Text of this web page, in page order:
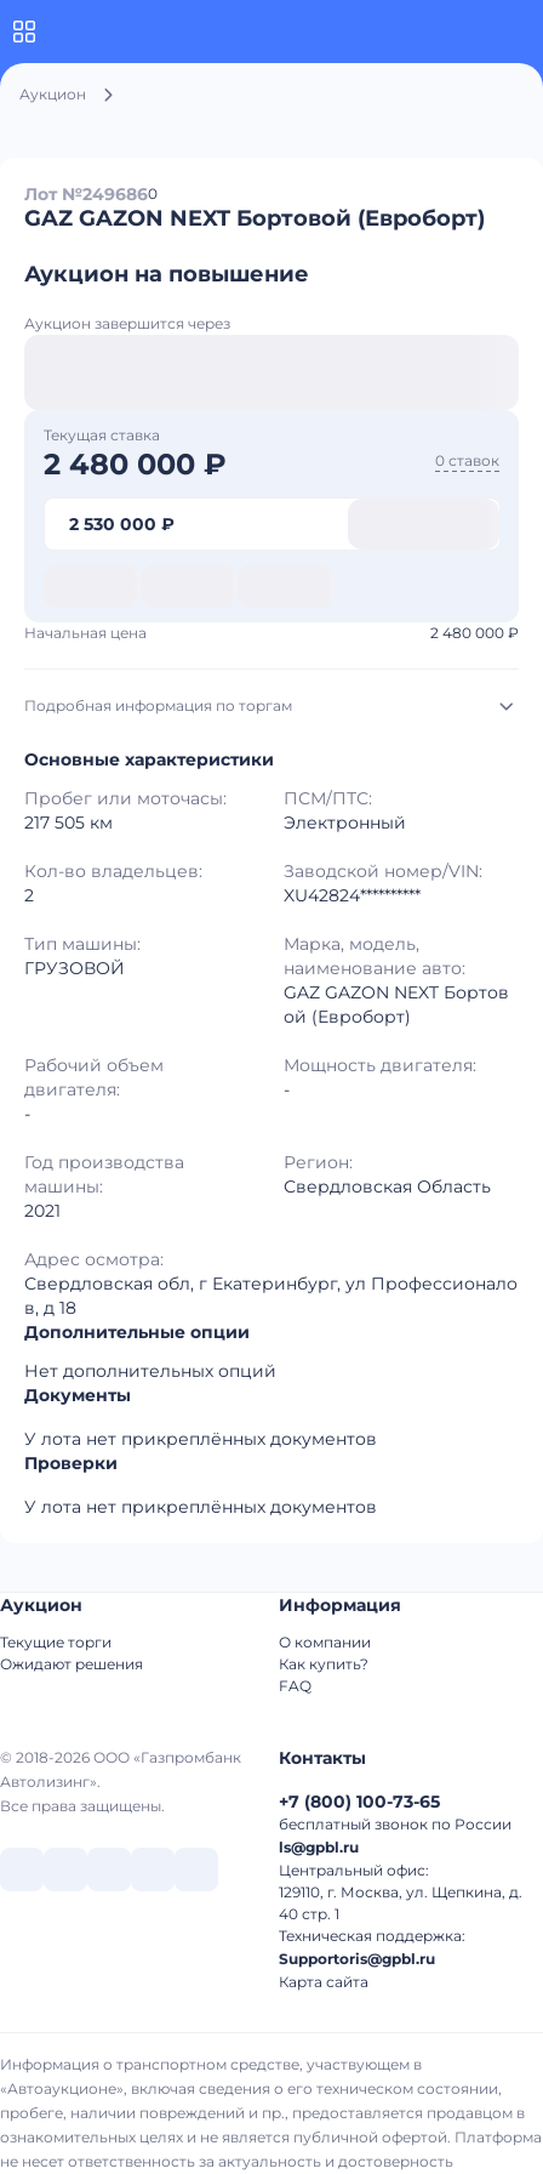
Аукцион
Лот №2496860
GAZ GAZON NEXT Бортовой (Евроборт)
Аукцион на повышение
Аукцион завершится через
Текущая ставка
2 480 000 ₽ 0 ставок
2 530 000 ₽
Начальная цена 2 480 000 ₽
Подробная информация по торгам
Начало торгов: 05.08.2026, 22:07 МСК
Конец торгов: 12.08.2026, 21:10 МСК
Тип аукциона: Открытые торги
Шаг торгов: 50 000 ₽
Регион: Свердловская Область
Основные характеристики
Пробег или моточасы:
217 505 км
ПСМ/ПТС:
Электронный
Кол-во владельцев:
2
Заводской номер/VIN:
XU42824**********
Тип машины:
ГРУЗОВОЙ
Марка, модель,
наименование авто:
GAZ GAZON NEXT Бортов
ой (Евроборт)
Рабочий объем
двигателя:
-
Мощность двигателя:
-
Год производства
машины:
2021
Регион:
Свердловская Область
Адрес осмотра:
Свердловская обл, г Екатеринбург, ул Профессионало
в, д 18
Дополнительные опции
Нет дополнительных опций
Документы
У лота нет прикреплённых документов
Проверки
У лота нет прикреплённых документов
© 2018-2026 ООО «Газпромбанк
Автолизинг».
Все права защищены.
Аукцион
Текущие торги
Ожидают решения
Информация
О компании
Как купить?
FAQ
Контакты
+7 (800) 100-73-65
бесплатный звонок по России
ls@gpbl.ru
Центральный офис:
129110, г. Москва, ул. Щепкина, д.
40 стр. 1
Техническая поддержка:
Supportoris@gpbl.ru
Карта сайта
Информация о транспортном средстве, участвующем в
«Автоаукционе», включая сведения о его техническом состоянии,
пробеге, наличии повреждений и пр., предоставляется продавцом в
ознакомительных целях и не является публичной офертой. Платформа
не несет ответственность за актуальность и достоверность